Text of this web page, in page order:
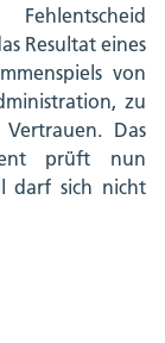
Resultat eines
von
zu
Das
prüft nun
darf sich nicht